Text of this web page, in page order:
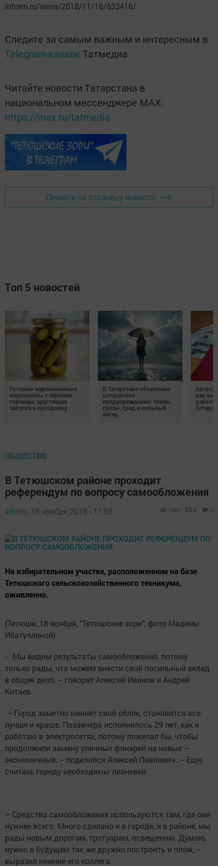
inform.ru/news/2018/11/16/633416/
Следите за самым важным и интересным в
Telegram-канале Татмедиа
Читайте новости Татарстана в
национальном мессенджере MАХ:
https://max.ru/tatmedia
Перейти на страницу новости
Топ 5 новостей
Готовим маринованные
корнишоны с зёрнами
горчицы: хрустящая
закуска к празднику
В Татарстане объявлено
штормовое
предупреждение: туман,
грозы, град и сильный
ветер
как
ОБЩЕСТВО
В Тетюшском районе проходит
референдум по вопросу самообложения
admin, 18 ноября 2018 - 11:59 1467 0 2
На избирательном участке, расположенном на базе
Тетюшского сельскохозяйственного техникума,
оживленно.
(Тетюши, 18 ноября, "Тетюшские зори", фото Мадины
Ибатуллиной)
- Мы видим результаты самообложения, потому
только рады, что можем внести свой посильный вклад
в общее дело, – говорят Алексей Иванов и Андрей
Китаев.
– Город заметно меняет свой облик, становится все
лучше и краше. Позавчера исполнилось 29 лет, как я
работаю в электросетях, потому пожелал бы, чтобы
продолжили замену уличных фонарей на новые –
экономичные, – поделился Алексей Павлович. – Еще,
считаю, городу необходимы ливневки.
– Средства самообложения используются там, где они
нужнее всего. Много сделано и в городе, и в районе, мы
рады новым дорогам, тротуарам, освещению. Думаю,
нужно в будущем так же дружно построить и пляж, –
выразил мнение его коллега.